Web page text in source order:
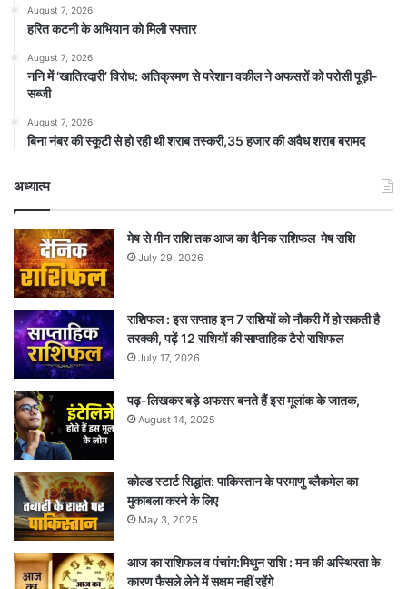
August 7, 2026
हरित कटनी के अभियान को मिली रफ्तार
August 7, 2026
ननि में ‘खातिरदारी’ विरोध: अतिक्रमण से परेशान वकील ने अफसरों को परोसी पूड़ी-
सब्जी
August 7, 2026
बिना नंबर की स्कूटी से हो रही थी शराब तस्करी,35 हजार की अवैध शराब बरामद
अध्यात्म
मेष से मीन राशि तक आज का दैनिक राशिफल मेष राशि
July 29, 2026
राशिफल : इस सप्ताह इन 7 राशियों को नौकरी में हो सकती है
तरक्की, पढ़ें 12 राशियों की साप्ताहिक टैरो राशिफल
July 17, 2026
पढ़-लिखकर बड़े अफसर बनते हैं इस मूलांक के जातक,
August 14, 2025
कोल्ड स्टार्ट सिद्धांत: पाकिस्तान के परमाणु ब्लैकमेल का
मुकाबला करने के लिए
May 3, 2025
आज का राशिफल व पंचांग:मिथुन राशि : मन की अस्थिरता के
कारण फैसले लेने में सक्षम नहीं रहेंगे